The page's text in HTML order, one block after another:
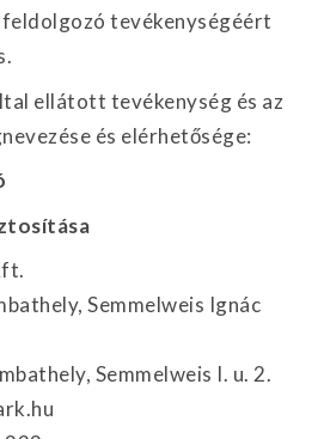
tevékenységéért
ellátott tevékenység és az
és elérhetősége:
Semmelweis Ignác
Semmelweis I. u. 2.